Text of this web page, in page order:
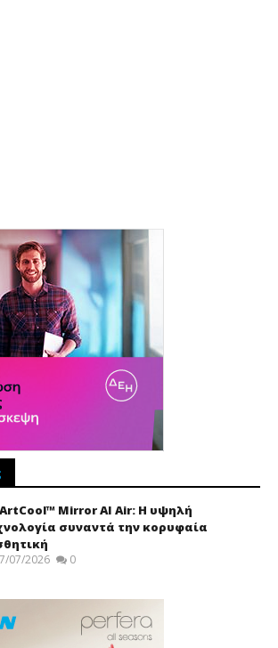
ArtCool™ Mirror AI Air: Η υψηλή
συναντά την κορυφαία
07/2026 0